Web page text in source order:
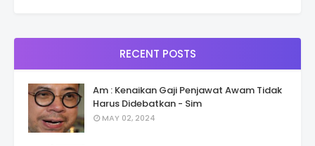
RECENT POSTS
Am : Kenaikan Gaji Penjawat Awam Tidak
Harus Didebatkan - Sim
MAY 02, 2024